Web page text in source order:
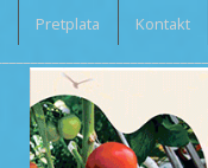
Pretplata Kontakt